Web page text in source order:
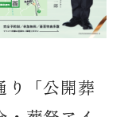
り「公開葬